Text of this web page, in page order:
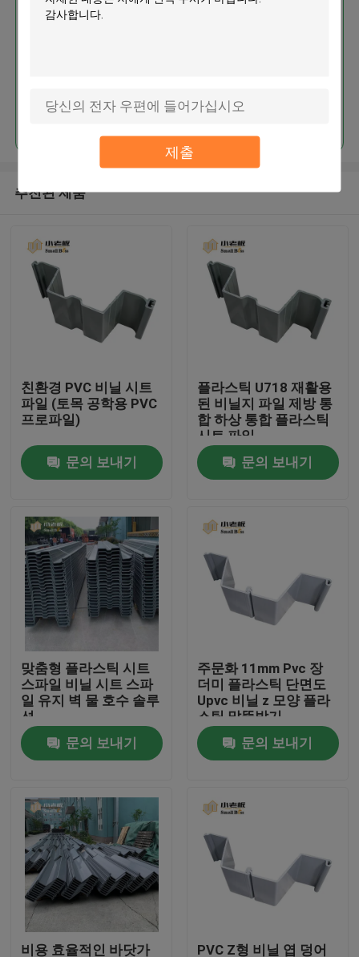
제출
제품
회사 소개
품질 관리
문의하기
블로그
조회를 요청하다
MBBR 필터 미디어
MBBR 전기 매체
모양의 비색
계속하다
추천된 제품
친환경 PVC 비닐 시트
파일 (토목 공학용 PVC
프로파일)
문의 보내기
플라스틱 U718 재활용
된 비닐지 파일 제방 통
합 하상 통합 플라스틱
시트 파일
문의 보내기
맞춤형 플라스틱 시트
스파일 비닐 시트 스파
일 유지 벽 물 호수 솔루
션
문의 보내기
주문화 11mm Pvc 장
더미 플라스틱 단면도
Upvc 비닐 z 모양 플라
스틱 말뚝박기
문의 보내기
비용 효율적인 바닷가 PVC Z형 비닐 엽 덩어